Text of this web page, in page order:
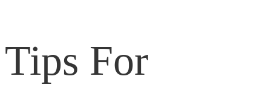
Tips For